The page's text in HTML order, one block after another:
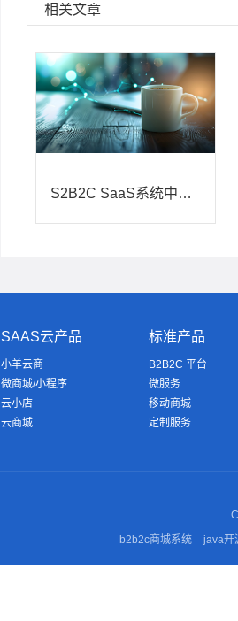
相关文章
S2B2C SaaS系统中的分账智慧：电商与分账的难舍难分
SAAS云产品
小羊云商
微商城/小程序
云小店
云商城
标准产品
B2B2C 平台
微服务
移动商城
定制服务
b2b2c商城系统
java开